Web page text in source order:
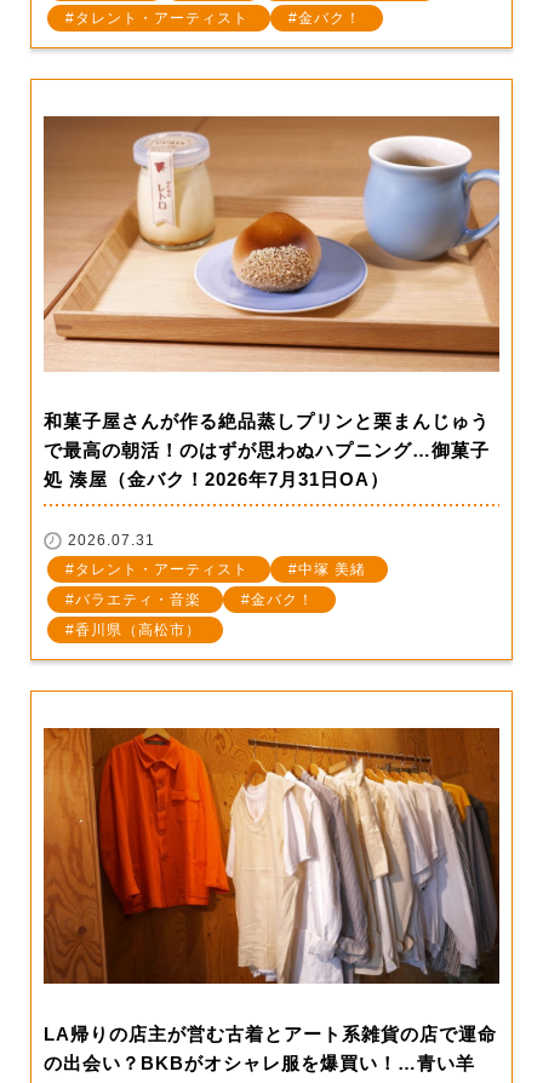
タレント・アーティスト
金バク！
和菓子屋さんが作る絶品蒸しプリンと栗まんじゅう
で最高の朝活！のはずが思わぬハプニング…御菓子
処 湊屋（金バク！2026年7月31日OA）
2026.07.31
タレント・アーティスト
中塚 美緒
バラエティ・音楽
金バク！
香川県（高松市）
LA帰りの店主が営む古着とアート系雑貨の店で運命
の出会い？BKBがオシャレ服を爆買い！…青い羊